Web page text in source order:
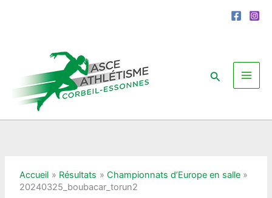
Rechercher
Accueil Résultats
Championnats d’Europe en salle
20240325_boubacar_torun2